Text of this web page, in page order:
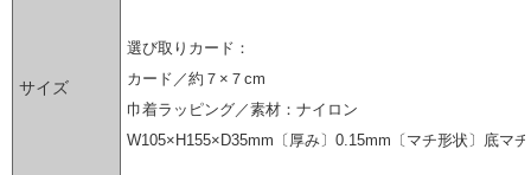
サイズ
選び取りカード：
カード／約７×７cm
巾着ラッピング／素材：ナイロン
W105×H155×D35mm〔厚み〕0.15mm〔マチ形状〕底マチ